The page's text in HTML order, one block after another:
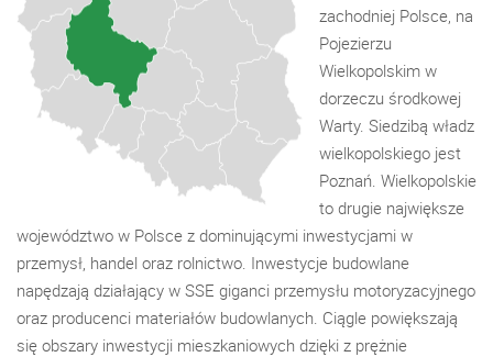
zachodniej Polsce, na
Pojezierzu
Wielkopolskim w
dorzeczu środkowej
Warty. Siedzibą władz
wielkopolskiego jest
Poznań. Wielkopolskie
to drugie największe
województwo w Polsce z dominującymi inwestycjami w
przemysł, handel oraz rolnictwo. Inwestycje budowlane
napędzają działający w SSE giganci przemysłu motoryzacyjnego
oraz producenci materiałów budowlanych. Ciągle powiększają
się obszary inwestycji mieszkaniowych dzięki z prężnie